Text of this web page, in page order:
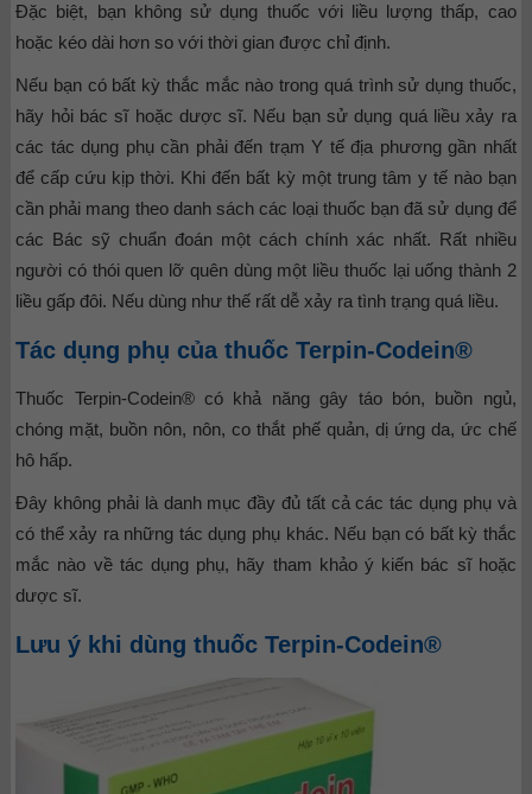
Đặc biệt, bạn không sử dụng thuốc với liều lượng thấp, cao
hoặc kéo dài hơn so với thời gian được chỉ định.
Nếu bạn có bất kỳ thắc mắc nào trong quá trình sử dụng thuốc,
hãy hỏi bác sĩ hoặc dược sĩ. Nếu bạn sử dụng quá liều xảy ra
các tác dụng phụ cần phải đến trạm Y tế địa phương gần nhất
để cấp cứu kịp thời. Khi đến bất kỳ một trung tâm y tế nào bạn
cần phải mang theo danh sách các loại thuốc bạn đã sử dụng để
các Bác sỹ chuẩn đoán một cách chính xác nhất. Rất nhiều
người có thói quen lỡ quên dùng một liều thuốc lại uống thành 2
liều gấp đôi. Nếu dùng như thế rất dễ xảy ra tình trạng quá liều.
Tác dụng phụ của thuốc Terpin-Codein®
Thuốc Terpin-Codein® có khả năng gây táo bón, buồn ngủ,
chóng mặt, buồn nôn, nôn, co thắt phế quản, dị ứng da, ức chế
hô hấp.
Đây không phải là danh mục đầy đủ tất cả các tác dụng phụ và
có thể xảy ra những tác dụng phụ khác. Nếu bạn có bất kỳ thắc
mắc nào về tác dụng phụ, hãy tham khảo ý kiến bác sĩ hoặc
dược sĩ.
Lưu ý khi dùng thuốc Terpin-Codein®